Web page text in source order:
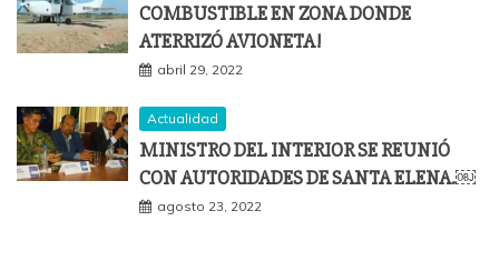
COMBUSTIBLE EN ZONA DONDE
ATERRIZÓ AVIONETA!
abril 29, 2022
Actualidad
MINISTRO DEL INTERIOR SE REUNIÓ
CON AUTORIDADES DE SANTA ELENA.￼
agosto 23, 2022